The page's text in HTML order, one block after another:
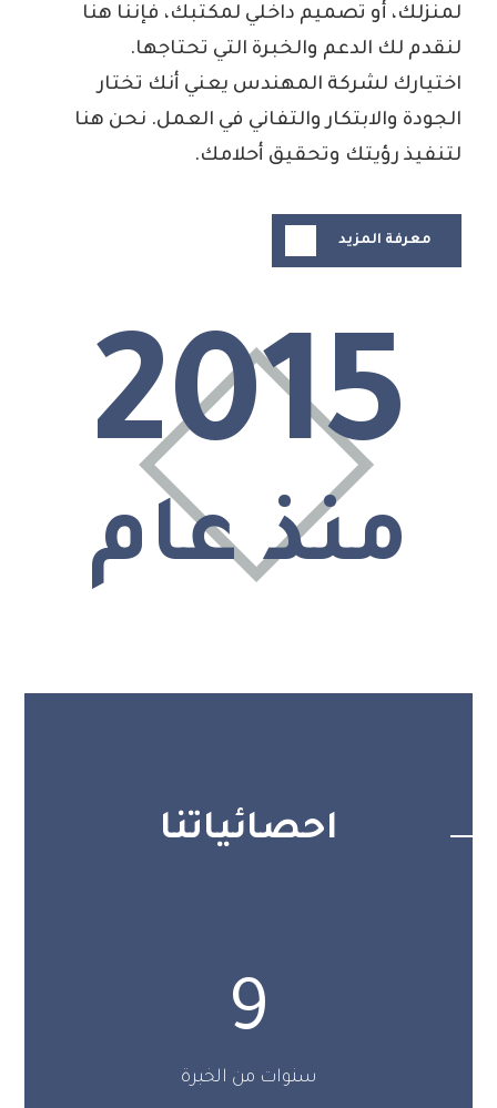
لمنزلك، أو تصميم داخلي لمكتبك، فإننا هنا
لنقدم لك الدعم والخبرة التي تحتاجها.
اختيارك لشركة المهندس يعني أنك تختار
الجودة والابتكار والتفاني في العمل. نحن هنا
لتنفيذ رؤيتك وتحقيق أحلامك.
معرفة المزيد
2015
منذ عام
احصائياتنا
9
سنوات من الخبرة